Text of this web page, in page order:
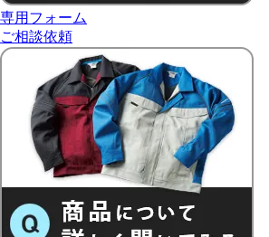
専用フォーム
ご相談依頼